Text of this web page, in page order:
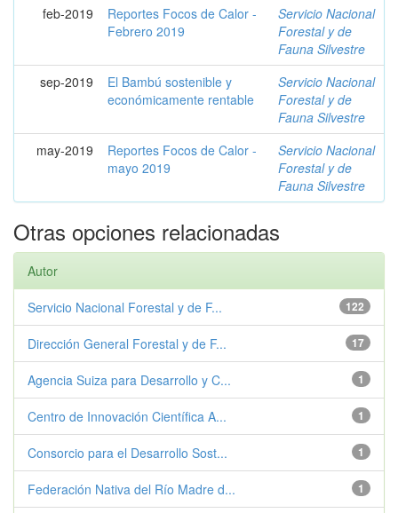
feb-2019
Reportes Focos de Calor -
Febrero 2019
Servicio Nacional
Forestal y de
Fauna Silvestre
sep-2019
El Bambú sostenible y
económicamente rentable
Servicio Nacional
Forestal y de
Fauna Silvestre
may-2019
Reportes Focos de Calor -
mayo 2019
Servicio Nacional
Forestal y de
Fauna Silvestre
Otras opciones relacionadas
Autor
122
Servicio Nacional Forestal y de F...
17
Dirección General Forestal y de F...
1
Agencia Suiza para Desarrollo y C...
1
Centro de Innovación Científica A...
1
Consorcio para el Desarrollo Sost...
1
Federación Nativa del Río Madre d...